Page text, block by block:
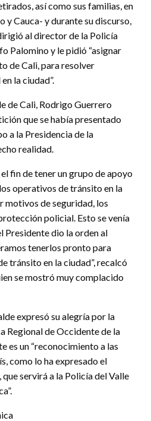
así como sus familias, en
y Cauca- y durante su discurso,
al director de la Policía
Palomino y le pidió “asignar
de Cali, para resolver
la ciudad”.
de Cali, Rodrigo Guerrero
que se había presentado
a la Presidencia de la
realidad.
fin de tener un grupo de apoyo
operativos de tránsito en la
motivos de seguridad, los
policial. Esto se venía
Presidente dio la orden al
tenerlos pronto para
tránsito en la ciudad”, recalcó
se mostró muy complacido
expresó su alegría por la
Regional de Occidente de la
es un “reconocimiento a las
como lo ha expresado el
que servirá a la Policía del Valle